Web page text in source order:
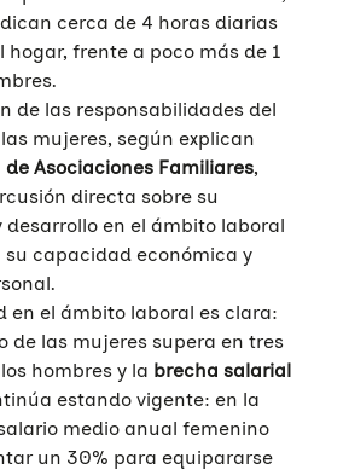
cerca de 4 horas diarias
hogar, frente a poco más de 1
de las responsabilidades del
mujeres, según explican
de Asociaciones Familiares,
directa sobre su
en el ámbito laboral
su capacidad económica y
en el ámbito laboral es clara:
de las mujeres supera en tres
hombres y la brecha salarial
estando vigente: en la
medio anual femenino
un 30% para equipararse